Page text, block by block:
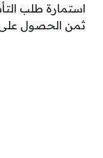
استمارة طلب
ثمن الحصول على